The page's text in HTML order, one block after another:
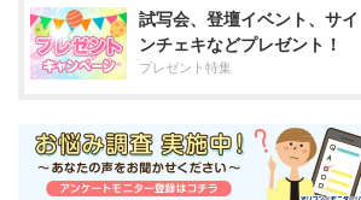
試写会、登壇イベント、サイ
ンチェキなどプレゼント！
プレゼント特集